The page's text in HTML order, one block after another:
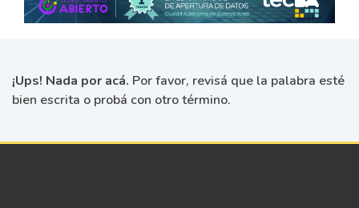
¡Ups! Nada por acá. Por favor, revisá que la palabra esté
bien escrita o probá con otro término.